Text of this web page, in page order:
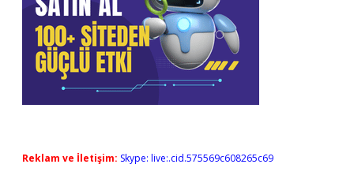
Reklam ve İletişim: Skype: live:.cid.575569c608265c69